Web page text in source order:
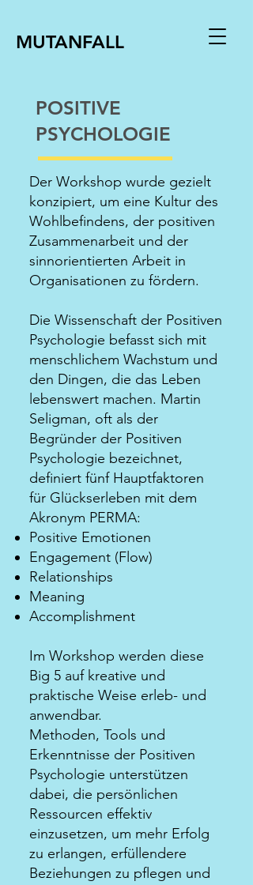
MUTANFALL
POSITIVE
PSYCHOLOGIE
Der Workshop wurde gezielt
konzipiert, um eine Kultur des
Wohlbefindens, der positiven
Zusammenarbeit und der
sinnorientierten Arbeit in
Organisationen zu fördern.
Die Wissenschaft der Positiven
Psychologie befasst sich mit
menschlichem Wachstum und
den Dingen, die das Leben
lebenswert machen. Martin
Seligman, oft als der
Begründer der Positiven
Psychologie bezeichnet,
definiert fünf Hauptfaktoren
für Glückserleben mit dem
Akronym PERMA:
Positive Emotionen
Engagement (Flow)
Relationships
Meaning
Accomplishment
Im Workshop werden diese
Big 5 auf kreative und
praktische Weise erleb- und
anwendbar.
Methoden, Tools und
Erkenntnisse der Positiven
Psychologie unterstützen
dabei, die persönlichen
Ressourcen effektiv
einzusetzen, um mehr Erfolg
zu erlangen, erfüllendere
Beziehungen zu pflegen und